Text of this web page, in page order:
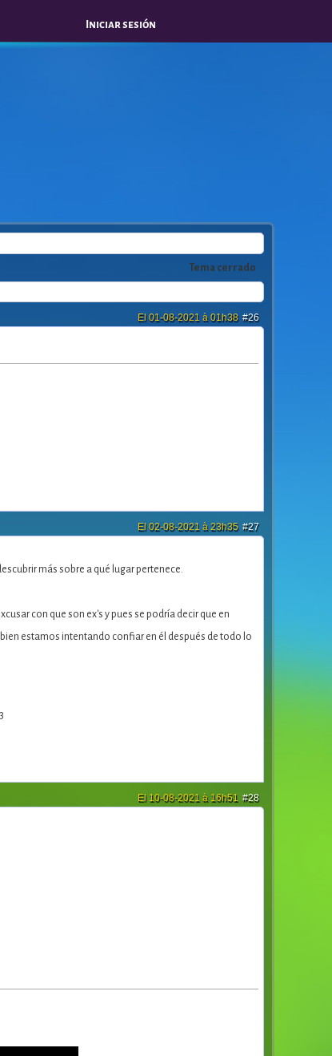
Iniciar sesión
Tema cerrado
#26
El 01-08-2021 à 01h38
#27
El 02-08-2021 à 23h35
más sobre a qué lugar pertenece.
con que son ex's y pues se podría decir que en
estamos intentando confiar en él después de todo lo
#28
El 10-08-2021 à 16h51